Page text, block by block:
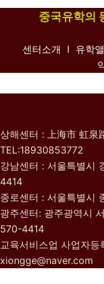
중국유학의
센터소개 l 유학
상해센터 : 上海市 虹
TEL:18930853772
강남센터 : 서울특별
4414
종로센터 : 서울특별시
광주센터: 광주광역시
570-4414
교육서비스업 사업자등
xiongge@naver.com